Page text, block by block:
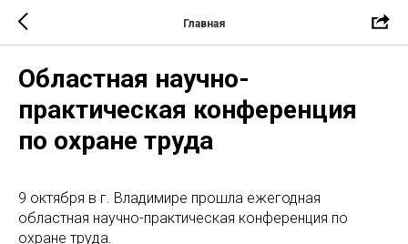
Главная
Областная научно-
практическая конференция
по охране труда
9 октября в г. Владимире прошла ежегодная
областная научно-практическая конференция по
охране труда.